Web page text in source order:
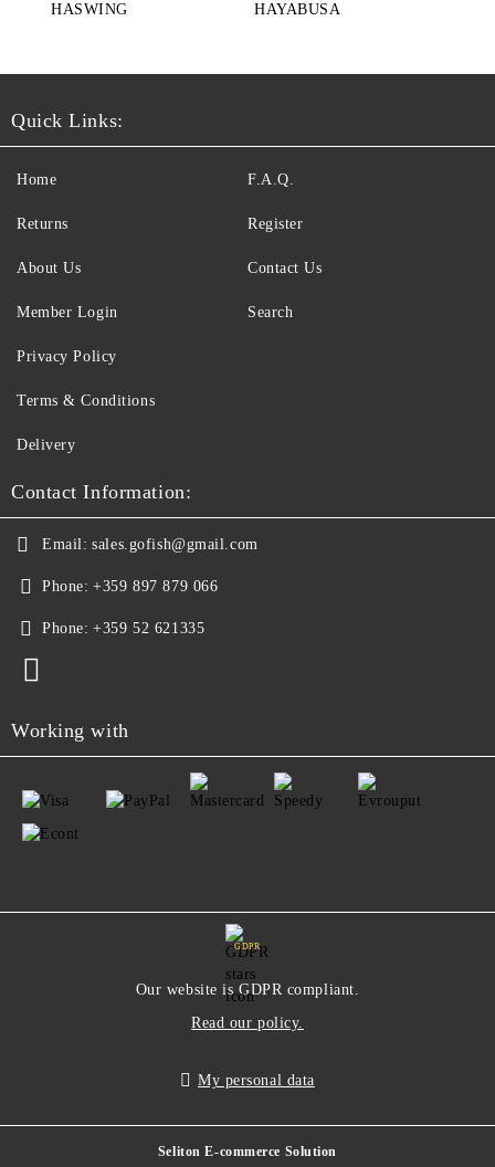
HASWING HAYABUSA
Quick Links:
Home
Returns
About Us
Member Login
F.A.Q.
Register
Contact Us
Search
Privacy Policy
Terms & Conditions
Delivery
Contact Information:
Email: sales.gofish@gmail.com
Phone: +359 897 879 066
Phone: +359 52 621335
Working with
GDPR
Our website is GDPR compliant.
Read our policy.
My personal data
Seliton E-commerce Solution